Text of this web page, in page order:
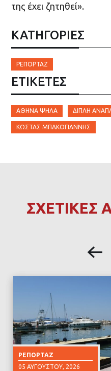
της έχει ζητηθεί».
ΚΑΤΗΓΟΡΙΕΣ
ΡΕΠΟΡΤΆΖ
ΕΤΙΚΈΤΕΣ
ΑΘΉΝΑ ΨΗΛΆ ΔΙΠΛΉ
ΚΏΣΤΑΣ ΜΠΑΚΟΓΙΆΝΝΗΣ
ΣΧΕΤΙΚΕΣ
ΡΕΠΟΡΤΆΖ
05 ΑΥΓΟΎΣΤΟΥ, 2026